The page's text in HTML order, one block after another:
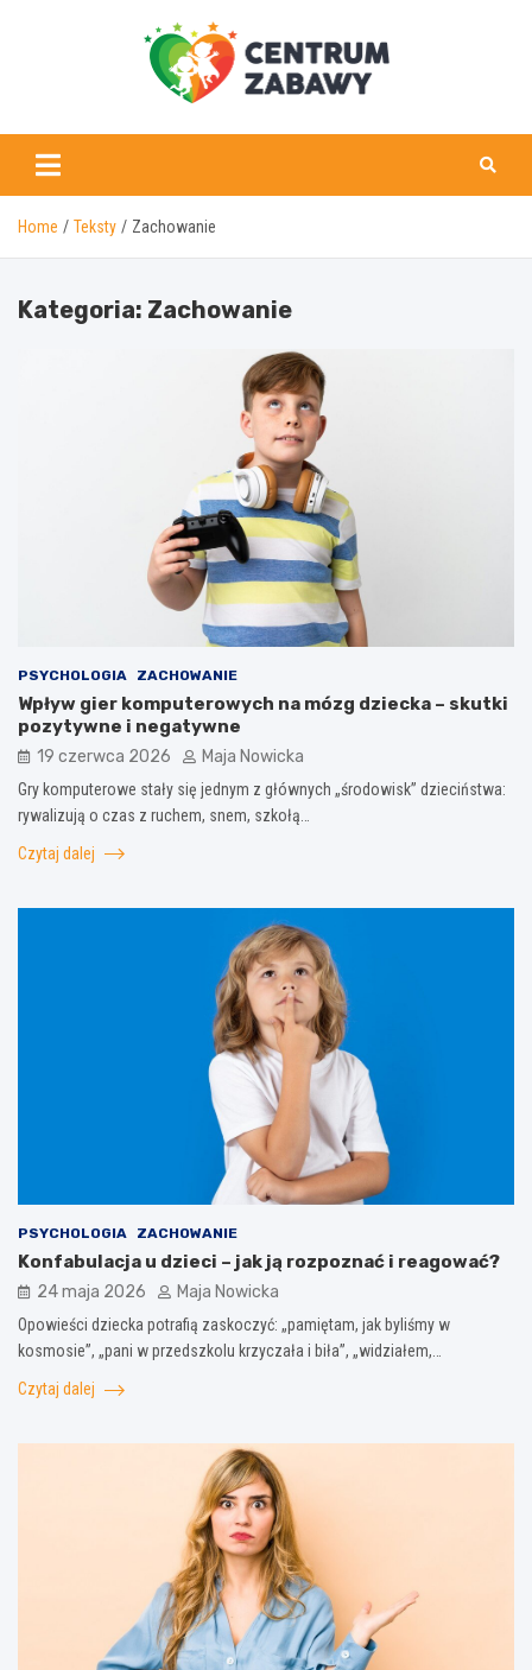
centrumzabawy.pl
Home Teksty Zachowanie
Kategoria: Zachowanie
PSYCHOLOGIA ZACHOWANIE
Wpływ gier komputerowych na mózg dziecka – skutki
pozytywne i negatywne
19 czerwca 2026 Maja Nowicka
Gry komputerowe stały się jednym z głównych „środowisk” dzieciństwa:
rywalizują o czas z ruchem, snem, szkołą…
Czytaj dalej
PSYCHOLOGIA ZACHOWANIE
Konfabulacja u dzieci – jak ją rozpoznać i reagować?
24 maja 2026 Maja Nowicka
Opowieści dziecka potrafią zaskoczyć: „pamiętam, jak byliśmy w
kosmosie”, „pani w przedszkolu krzyczała i biła”, „widziałem,…
Czytaj dalej